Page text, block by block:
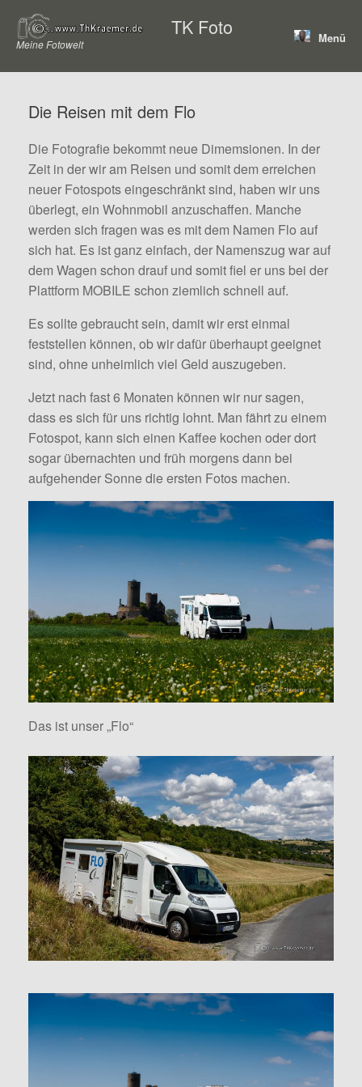
Inhalt
springen
TK Foto
Meine Fotowelt Menü
Die Reisen mit dem Flo
Die Fotografie bekommt neue Dimemsionen. In der
Zeit in der wir am Reisen und somit dem erreichen
neuer Fotospots eingeschränkt sind, haben wir uns
überlegt, ein Wohnmobil anzuschaffen. Manche
werden sich fragen was es mit dem Namen Flo auf
sich hat. Es ist ganz einfach, der Namenszug war auf
dem Wagen schon drauf und somit fiel er uns bei der
Plattform MOBILE schon ziemlich schnell auf.
Es sollte gebraucht sein, damit wir erst einmal
feststellen können, ob wir dafür überhaupt geeignet
sind, ohne unheimlich viel Geld auszugeben.
Jetzt nach fast 6 Monaten können wir nur sagen,
dass es sich für uns richtig lohnt. Man fährt zu einem
Fotospot, kann sich einen Kaffee kochen oder dort
sogar übernachten und früh morgens dann bei
aufgehender Sonne die ersten Fotos machen.
Das ist unser „Flo“